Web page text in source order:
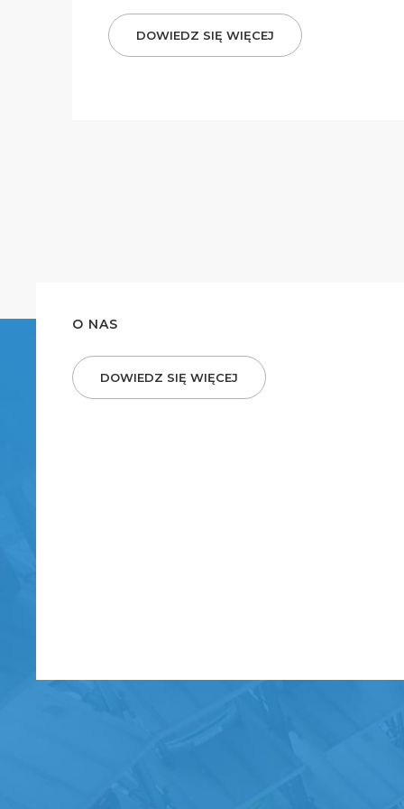
DOWIEDZ SIĘ WIĘCEJ
O NAS
DOWIEDZ SIĘ WIĘCEJ